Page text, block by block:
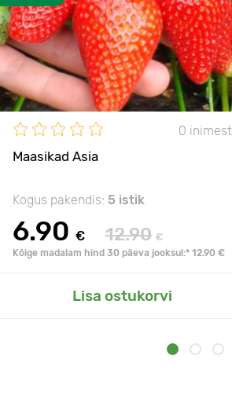
0 inimest
Maasikad Asia
Kogus pakendis: 5 istik
6.90 € 12.90 €
Kõige madalam hind 30 päeva jooksul:* 12.90 €
Lisa ostukorvi